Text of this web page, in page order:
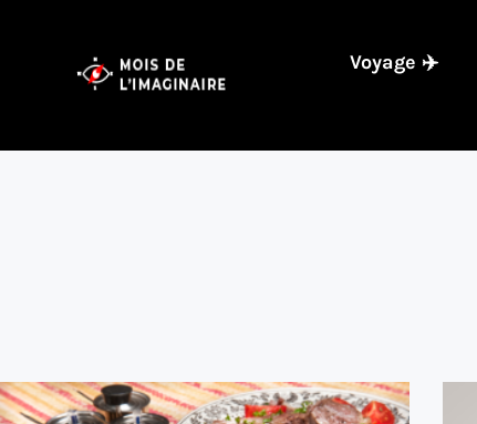
Voyage ✈️